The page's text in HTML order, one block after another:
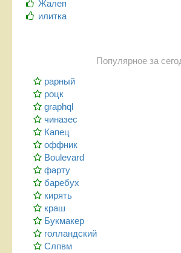
Жалеп
илитка
Популярное за
рарный
роцк
graphql
чиназес
Капец
оффник
Boulevard
фарту
баребух
кирять
краш
Букмакер
голландский
Слпвм